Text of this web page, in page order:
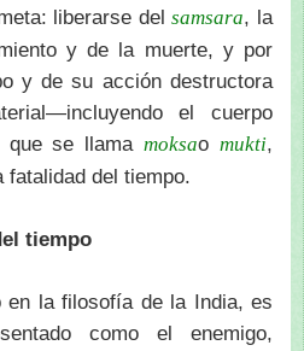
liberarse delsamsara, la
y de la muerte, y por
y de su acción destructora
el cuerpo
que se llamamoksao mukti,
del tiempo.
tiempo
la filosofía de la India, es
como el enemigo,